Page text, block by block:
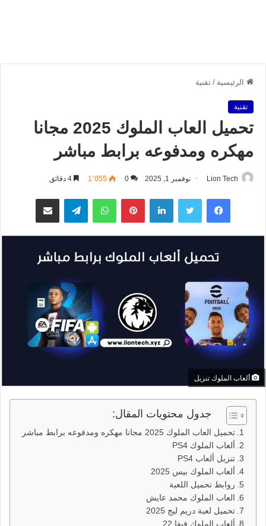
الرئيسية / تقنية
تقنية
تحميل العاب الملوك 2025 مجانا
مهكره ومدفوعه برابط مباشر
Lion Tech نوفمبر 1, 2025 0 1٬055
فيسبوك تويتر لينكدإن بينتيريستواتساب تيلقرام مشاركة عبر البريد
ألعاب الملوك تنزيل
جدول محتويات المقال:
تحميل العاب الملوك 2025 مجانا مهكره ومدفوعه برابط مباشر
ألعاب الملوك PS4
تنزيل ألعاب PS4
ألعاب الملوك بيس 2025
روابط تحميل اللعبة
العاب الملوك محمد عايش
تحميل لعبة دريم ليج 2025
ألعاب الملوك فيفا 22